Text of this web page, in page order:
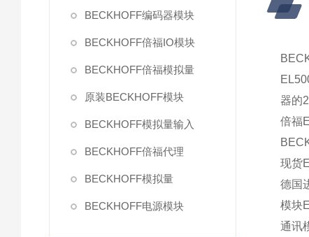
BECKHOFF编码器模块
BECKHOFF倍福IO模块
BECKHOFF倍福模拟量
原装BECKHOFF模块
BECKHOFF模拟量输入
BECKHOFF倍福代理
BECKHOFF模拟量
BECKHOFF电源模块
器的
倍福
现货
德国
模块
通讯